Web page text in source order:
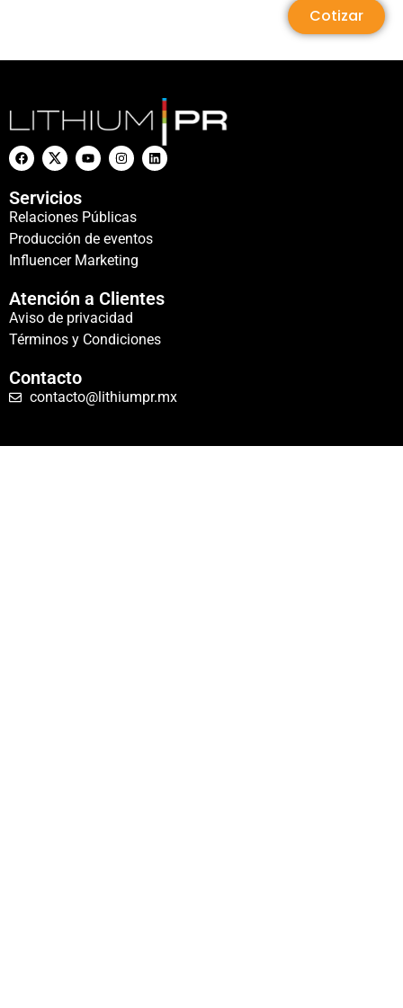
Cotizar
Servicios
Relaciones Públicas
Producción de eventos
Influencer Marketing
Atención a Clientes
Aviso de privacidad
Términos y Condiciones
Contacto
contacto@lithiumpr.mx